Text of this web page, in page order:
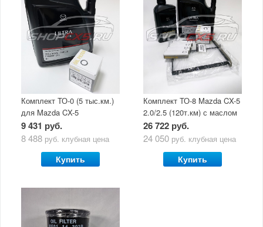
Комплект ТО-0 (5 тыс.км.)
для Mazda CX-5
(двигатель 2.0/2.5) с
маслом Mazda Original Oil
9 431 руб.
8 488 руб. клубная цена
Купить
Комплект ТО-8 Mazda CX-5
2.0/2.5 (120т.км) с маслом
Mazda Original Oil Ultra
5W30
26 722 руб.
24 050 руб. клубная цена
Купить